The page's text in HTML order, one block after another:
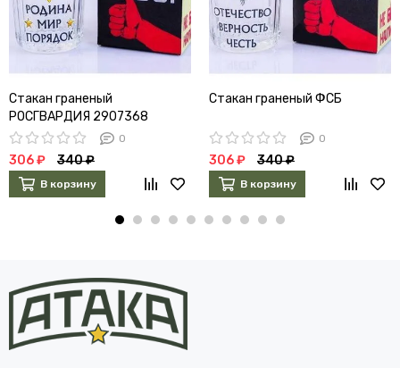
Стакан граненый
РОСГВАРДИЯ 2907368
0
306 ₽ 340 ₽
В корзину
Стакан граненый ФСБ
0
306 ₽ 340 ₽
В корзину